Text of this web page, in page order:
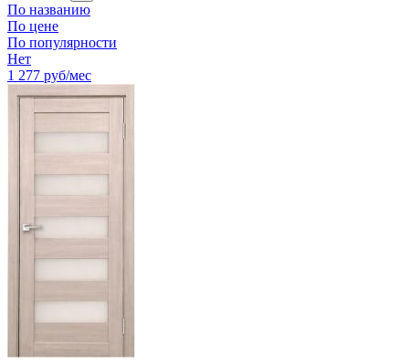
По названию
По цене
По популярности
Нет
1 277 руб/мес